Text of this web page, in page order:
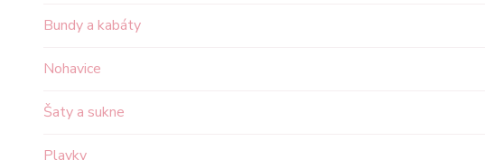
Bundy a kabáty
Nohavice
Šaty a sukne
Plavky